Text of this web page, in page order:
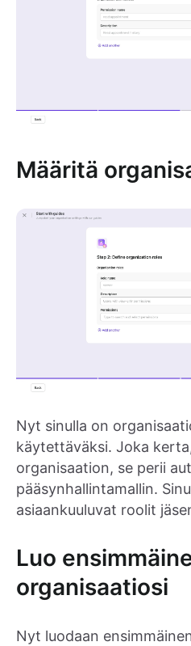
Määritä
Nyt sinulla on
käytettäväksi. Joka
organisaation, se perii
pääsynhallintamallin.
asiaankuuluvat roolit
Luo
organisaatiosi
Nyt luodaan